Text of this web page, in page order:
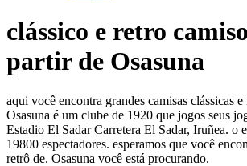
clássico e retro
partir de Osasuna
aqui você encontra grandes camisas clássicas e
Osasuna é um clube de 1920 que jogos seus
Estadio El Sadar Carretera El Sadar, Iruñea. o
19800 espectadores. esperamos que você
retrô de. Osasuna você está procurando.